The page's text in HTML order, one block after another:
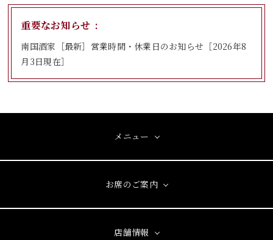
重要なお知らせ
南国酒家［最新］営業時間・休業日のお知らせ［2026年8
月3日現在］
メニュー
お席のご案内
店舗情報